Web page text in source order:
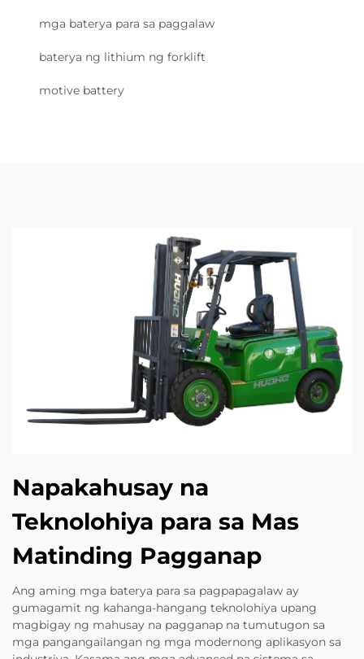
mga baterya para sa paggalaw
baterya ng lithium ng forklift
motive battery
Napakahusay na
Teknolohiya para sa Mas
Matinding Pagganap
Ang aming mga baterya para sa pagpapagalaw ay
gumagamit ng kahanga-hangang teknolohiya upang
magbigay ng mahusay na pagganap na tumutugon sa
mga pangangailangan ng mga modernong aplikasyon sa